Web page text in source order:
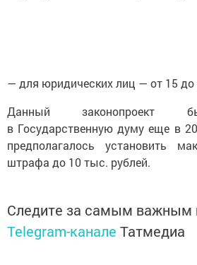
— для юридических лиц — от 15 до
Данный законопроект
в Государственную думу еще в
предполагалось установить
штрафа до 10 тыс. рублей.
Следите за самым важным
Telegram-канале Татмедиа